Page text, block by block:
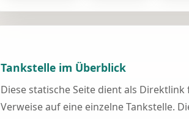
Tankstelle im Überblick
Diese statische Seite dient als
Verweise auf eine einzelne Tankstelle.